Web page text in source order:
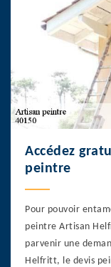
Accédez
peintre
Pour pouvoir
peintre Artisan
parvenir une
Helfritt, le devis